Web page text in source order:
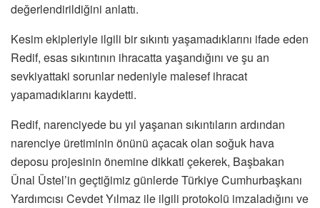
değerlendirildiğini anlattı.
Kesim ekipleriyle ilgili bir sıkıntı yaşamadıklarını ifade eden
Redif, esas sıkıntının ihracatta yaşandığını ve şu an
sevkiyattaki sorunlar nedeniyle malesef ihracat
yapamadıklarını kaydetti.
Redif, narenciyede bu yıl yaşanan sıkıntıların ardından
narenciye üretiminin önünü açacak olan soğuk hava
deposu projesinin önemine dikkati çekerek, Başbakan
Ünal Üstel’in geçtiğimiz günlerde Türkiye Cumhurbaşkanı
Yardımcısı Cevdet Yılmaz ile ilgili protokolü imzaladığını ve